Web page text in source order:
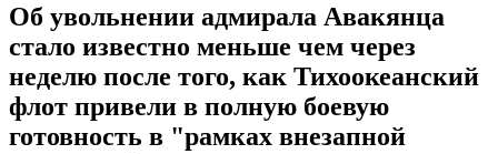
Об увольнении адмирала Авакянца
стало известно меньше чем через
неделю после того, как Тихоокеанский
флот привели в полную боевую
готовность в "рамках внезапной